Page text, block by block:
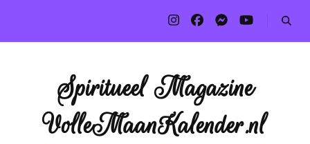
Spiritueel Magazine
VolleMaanKalender.nl